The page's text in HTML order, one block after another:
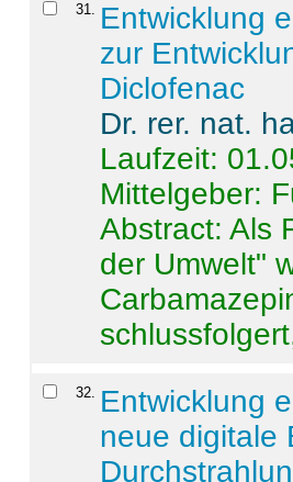
31. Entwicklung
zur
Diclofenac
Dr. rer. nat.
Laufzeit:
Mittelgeber:
Abstract:Als
der Umwelt"
32. Entwicklung
neue digitale